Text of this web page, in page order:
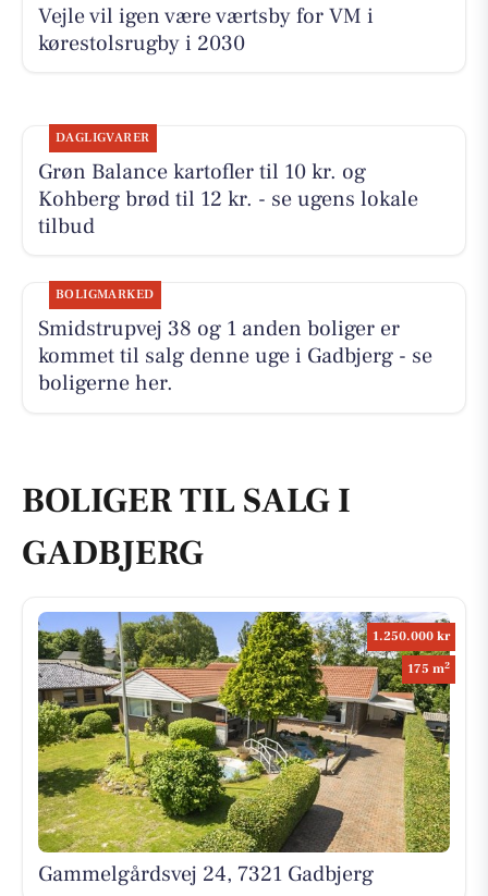
Vejle vil igen være værtsby for VM i
kørestolsrugby i 2030
DAGLIGVARER
Grøn Balance kartofler til 10 kr. og
Kohberg brød til 12 kr. - se ugens lokale
tilbud
BOLIGMARKED
Smidstrupvej 38 og 1 anden boliger er
kommet til salg denne uge i Gadbjerg - se
boligerne her.
BOLIGER TIL SALG I
GADBJERG
1.250.000 kr
175 m2
Gammelgårdsvej 24, 7321 Gadbjerg